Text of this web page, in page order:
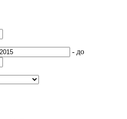
- до